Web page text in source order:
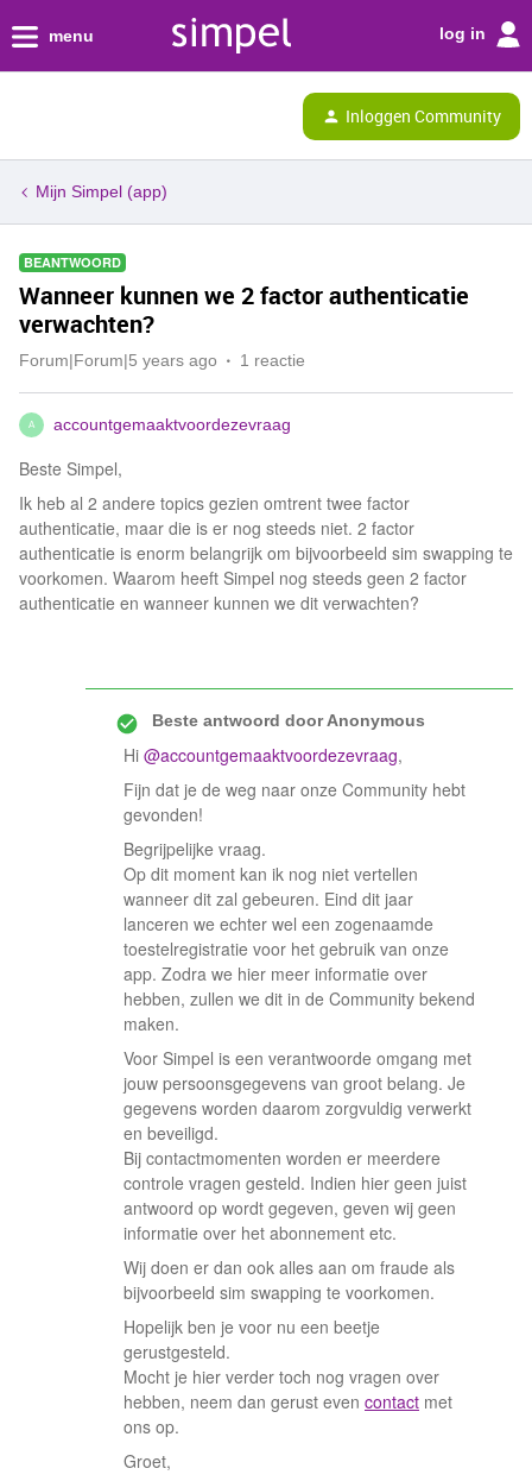
menu log in
Inloggen Community
Mijn Simpel (app)
BEANTWOORD
Wanneer kunnen we 2 factor authenticatie
verwachten?
Forum|Forum|5 years ago 1 reactie
A accountgemaaktvoordezevraag
Beste Simpel,
Ik heb al 2 andere topics gezien omtrent twee factor
authenticatie, maar die is er nog steeds niet. 2 factor
authenticatie is enorm belangrijk om bijvoorbeeld sim swapping te
voorkomen. Waarom heeft Simpel nog steeds geen 2 factor
authenticatie en wanneer kunnen we dit verwachten?
Beste antwoord doorAnonymous
Hi @accountgemaaktvoordezevraag,
Fijn dat je de weg naar onze Community hebt
gevonden!
Begrijpelijke vraag.
Op dit moment kan ik nog niet vertellen
wanneer dit zal gebeuren. Eind dit jaar
lanceren we echter wel een zogenaamde
toestelregistratie voor het gebruik van onze
app. Zodra we hier meer informatie over
hebben, zullen we dit in de Community bekend
maken.
Voor Simpel is een verantwoorde omgang met
jouw persoonsgegevens van groot belang. Je
gegevens worden daarom zorgvuldig verwerkt
en beveiligd.
Bij contactmomenten worden er meerdere
controle vragen gesteld. Indien hier geen juist
antwoord op wordt gegeven, geven wij geen
informatie over het abonnement etc.
Wij doen er dan ook alles aan om fraude als
bijvoorbeeld sim swapping te voorkomen.
Hopelijk ben je voor nu een beetje
gerustgesteld.
Mocht je hier verder toch nog vragen over
hebben, neem dan gerust even contact met
ons op.
Groet,